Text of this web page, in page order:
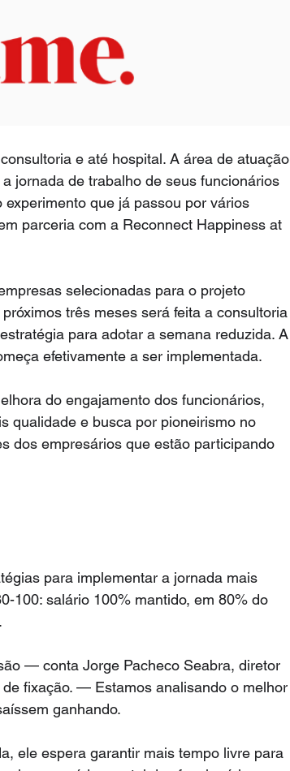
e até hospital. A área de atuação
jornada de trabalho de seus funcionários
que já passou por vários
parceria com a Reconnect Happiness at
selecionadas para o projeto
três meses será feita a consultoria
para adotar a semana reduzida. A
efetivamente a ser implementada.
do engajamento dos funcionários,
qualidade e busca por pioneirismo no
dos empresários que estão participando
para implementar a jornada mais
100: salário 100% mantido, em 80% do
— conta Jorge Pacheco Seabra, diretor
fixação. — Estamos analisando o melhor
ganhando.
ele espera garantir mais tempo livre para